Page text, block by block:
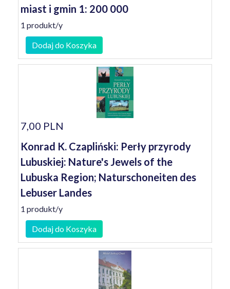
miast i gmin 1: 200 000
1 produkt/y
Dodaj do Koszyka
7,00 PLN
Konrad K. Czapliński: Perły przyrody
Lubuskiej: Nature's Jewels of the
Lubuska Region; Naturschoneiten des
Lebuser Landes
1 produkt/y
Dodaj do Koszyka